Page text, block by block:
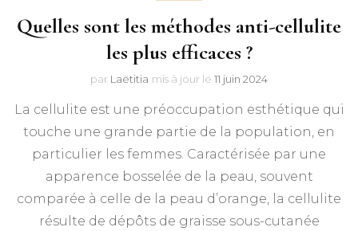
Quelles sont les méthodes anti-cellulite
les plus efficaces ?
par Laëtitia mis à jour le 11 juin 2024
La cellulite est une préoccupation esthétique qui
touche une grande partie de la population, en
particulier les femmes. Caractérisée par une
apparence bosselée de la peau, souvent
comparée à celle de la peau d’orange, la cellulite
résulte de dépôts de graisse sous-cutanée